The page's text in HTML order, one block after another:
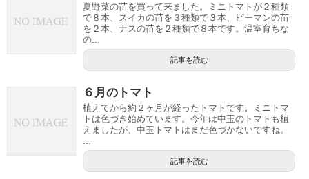
夏野菜の苗を買って来ました。ミニトマトが２種類
で８本、スイカの苗を３種類で３本、ピーマンの苗
を２本、ナスの苗を２種類で８本です。温室育ちな
の...
記事を読む
６月のトマト
植えてから約２ヶ月が経ったトマトです。ミニトマ
トは色づき始めています。今年は中玉のトマトも植
えましたが、中玉トマトはまだ色づかないですね。
記事を読む